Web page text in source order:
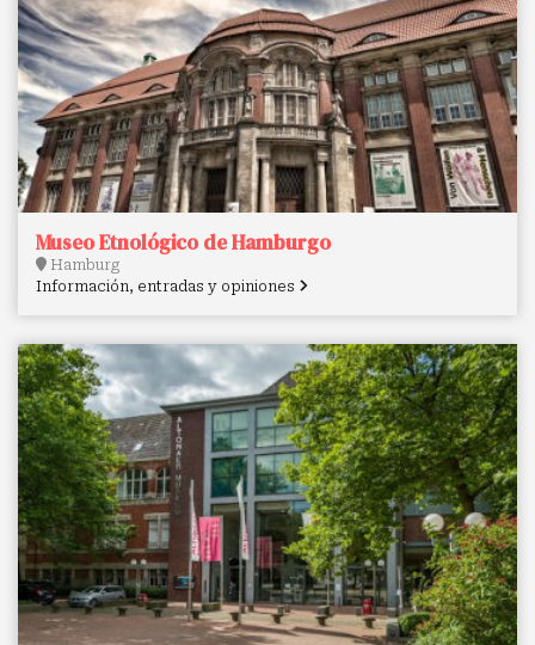
Museo Etnológico de Hamburgo
Hamburg
Información, entradas y opiniones